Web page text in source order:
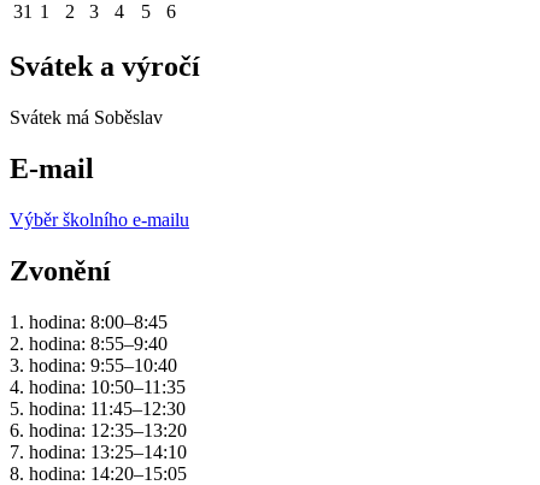
31 1 2 3 4 5 6
Svátek a výročí
Svátek má Soběslav
E-mail
Výběr školního e-mailu
Zvonění
1. hodina: 8:00–8:45
2. hodina: 8:55–9:40
3. hodina: 9:55–10:40
4. hodina: 10:50–11:35
5. hodina: 11:45–12:30
6. hodina: 12:35–13:20
7. hodina: 13:25–14:10
8. hodina: 14:20–15:05